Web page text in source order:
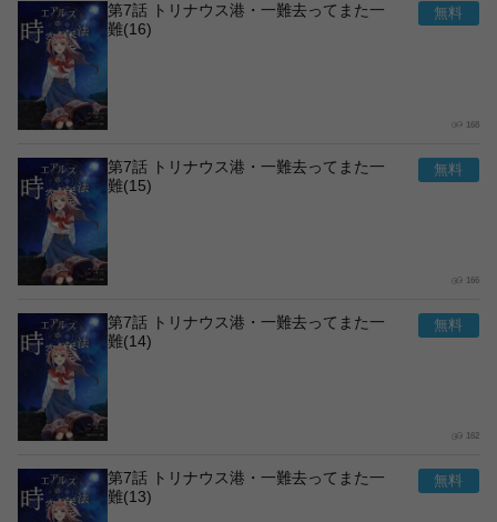
第7話 トリナウス港・一難去ってまた一
難(16)
168
第7話 トリナウス港・一難去ってまた一
難(15)
166
第7話 トリナウス港・一難去ってまた一
難(14)
162
第7話 トリナウス港・一難去ってまた一
難(13)